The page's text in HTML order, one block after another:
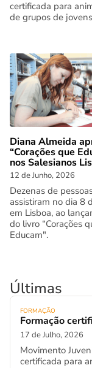
certificada para
de grupos de
Diana Almeida
“Corações que
nos Salesianos
12 de Junho, 2026
Dezenas de
assistiram no dia 8
em Lisboa, ao
do livro “Corações
Educam".
Últimas
FORMAÇÃO
Formação
17 de Julho, 2026
Movimento
certificada para